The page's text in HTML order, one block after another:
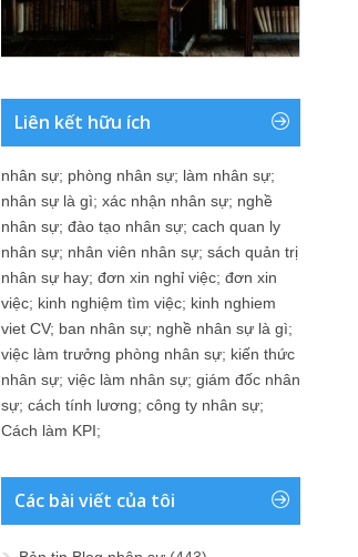
Liên kết hữu ích
nhân sự; phòng nhân sự; làm nhân sự;
nhân sự là gì; xác nhận nhân sự; nghề
nhân sự; đào tạo nhân sự; cach quan ly
nhân sự; nhân viên nhân sự; sách quản trị
nhân sự hay; đơn xin nghỉ việc; đơn xin
việc; kinh nghiệm tìm việc; kinh nghiem
viet CV; ban nhân sự; nghề nhân sự là gì;
việc làm trưởng phòng nhân sự; kiến thức
nhân sự; việc làm nhân sự; giám đốc nhân
sự; cách tính lương; công ty nhân sự;
Cách làm KPI;
Các bài viết của tôi